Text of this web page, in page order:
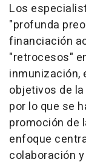
Los
"profunda
financiación
"retrocesos"
inmunización,
objetivos de
por lo que se
promoción de
enfoque
colaboración